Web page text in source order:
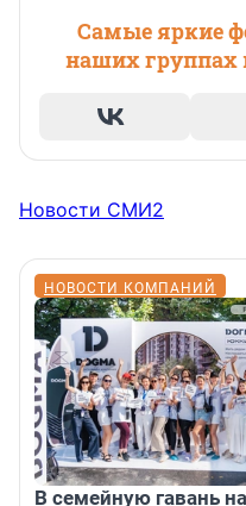
Самые яркие
наших группах
Новости СМИ2
НОВОСТИ КОМПАНИЙ
В семейную гавань